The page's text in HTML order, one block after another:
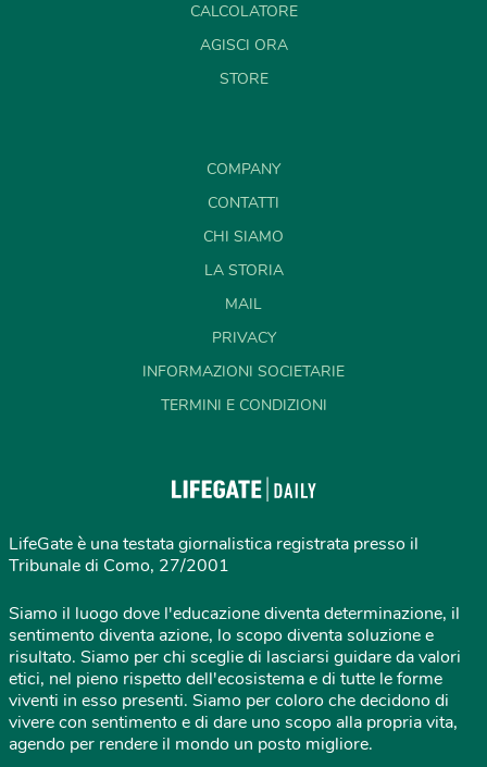
CALCOLATORE
AGISCI ORA
STORE
COMPANY
CONTATTI
CHI SIAMO
LA STORIA
MAIL
PRIVACY
INFORMAZIONI SOCIETARIE
TERMINI E CONDIZIONI
LifeGate è una testata giornalistica registrata presso il
Tribunale di Como, 27/2001
Siamo il luogo dove l'educazione diventa determinazione, il
sentimento diventa azione, lo scopo diventa soluzione e
risultato. Siamo per chi sceglie di lasciarsi guidare da valori
etici, nel pieno rispetto dell'ecosistema e di tutte le forme
viventi in esso presenti. Siamo per coloro che decidono di
vivere con sentimento e di dare uno scopo alla propria vita,
agendo per rendere il mondo un posto migliore.